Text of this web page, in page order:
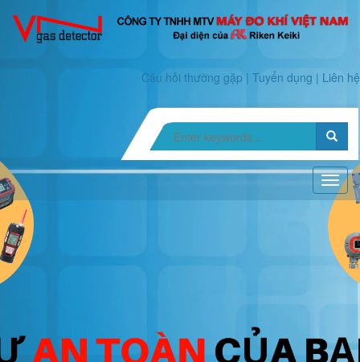
Câu hỏi thường gặp | Tuyển dụng | Liên hệ